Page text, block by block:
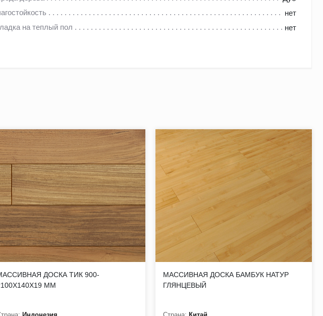
нет
на теплый пол
нет
И при правильной эксплуатации может прослужить Вам более 70 лет.
для разработки дизайнов доски, но способны в самые кратчайшие сроки
Трещины на торцах не допускаются, заболонь до 5 % поверхности доски.
ДОСКА ТИК 900-
ММ
МАССИВНАЯ ДОСКА БАМБУК НАТУР
ГЛЯНЦЕВЫЙ